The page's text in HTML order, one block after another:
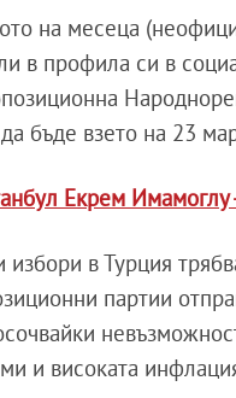
на месеца
в профила си в
бъде взето на 23
Екрем Имамоглу
избори в Турция
партии
и високата